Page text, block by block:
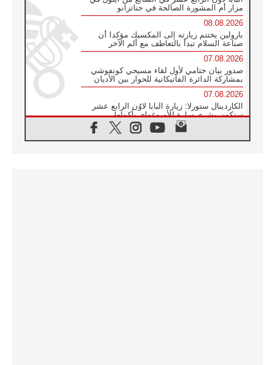
مزار أم المشورة الصالحة في جناتزانو
08.08.2026
بارولين يختتم زيارته إلى المكسيك مؤكدا أن
صناعة السلام تبدأ بالتعاطف مع ألم الآخر
07.08.2026
صدور بيان ختامي لأول لقاء مسيحي كونفوشي
بمشاركة الدائرة الفاتيكانية للحوار بين الأديان
07.08.2026
الكاردينال ستورلا: زيارة البابا لاوُن الرابع عشر
ستكون بشرى سارة للأوروغواي بأكملها
الفاتيكان يعلن برنامج الزيارة الرسولية للبابا لاوُن